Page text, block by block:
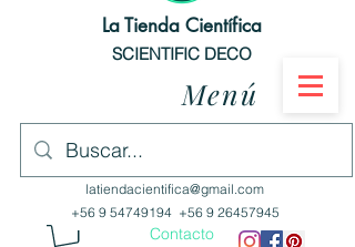
La Tienda Científica
SCIENTIFIC DECO
Menú
latiendacientifica@gmail.com
+56 9 54749194 +56 9 26457945
Contacto